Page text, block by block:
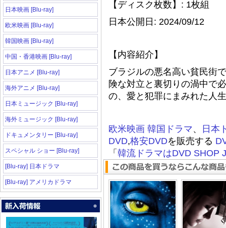
日本映画 [Blu-ray]
欧米映画 [Blu-ray]
韓国映画 [Blu-ray]
中国・香港映画 [Blu-ray]
日本アニメ [Blu-ray]
海外アニメ [Blu-ray]
日本ミュージック [Blu-ray]
海外ミュージック [Blu-ray]
ドキュメンタリー [Blu-ray]
スペシャル ショー [Blu-ray]
[Blu-ray] 日本ドラマ
[Blu-ray] アメリカドラマ
【ディスク枚数】: 1枚組
日本公開日: 2024/09/12
【内容紹介】
ブラジルの悪名高い貧民街
険な対立と裏切りの渦中で
の、愛と犯罪にまみれた人
欧米映画 韓国ドラマ、
日本
DVD,格安DVDを販売する
「 韓流ドラマはDVD SHOP